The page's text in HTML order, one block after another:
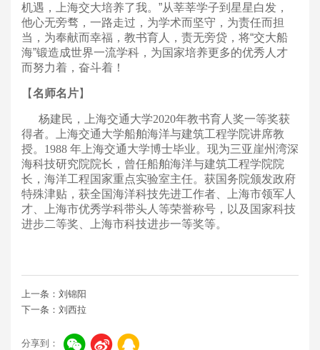
机遇，上海交大培养了我。”从莘莘学子到星星白发，
他心无旁骛，一路走过，为学术而坚守，为责任而担
当，为奉献而幸福，教书育人，责无旁贷，将“交大船
海”锻造成世界一流学科，为国家培养更多的优秀人才
而努力着，奋斗着！
【名师名片】
杨建民，上海交通大学2020年教书育人奖一等奖获
得者。上海交通大学船舶海洋与建筑工程学院讲席教
授。1988 年上海交通大学博士毕业。现为三亚崖州湾深
海科技研究院院长，曾任船舶海洋与建筑工程学院院
长，海洋工程国家重点实验室主任。获国务院颁发政府
特殊津贴，获全国海洋科技先进工作者、上海市领军人
才、上海市优秀学科带头人等荣誉称号，以及国家科技
进步二等奖、上海市科技进步一等奖等。
上一条：刘锦阳
下一条：刘西拉
分享到：